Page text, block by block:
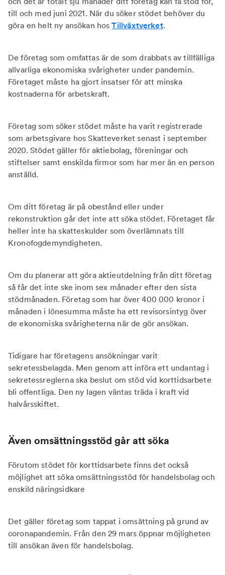
till och med juni 2021. När du söker stödet behöver du
göra en helt ny ansökan hosTillväxtverket.
De företag som omfattas är de som drabbats av tillfälliga
allvarliga ekonomiska svårigheter under pandemin.
Företaget måste ha gjort insatser för att minska
kostnaderna för arbetskraft​.
Företag som söker stödet måste ha varit registrerade
som arbetsgivare hos Skatteverket senast i september
2020. Stödet gäller för aktiebolag, föreningar och
stiftelser samt enskilda firmor som har mer än en person
anställd.
Om ditt företag är på obestånd eller under
rekonstruktion går det inte att söka stödet. Företaget får
heller inte ha skatteskulder som överlämnats till
Kronofogdemyndigheten.
Om du planerar att göra aktieutdelning från ditt företag
så får det inte ske inom sex månader efter den sista
stödmånaden. Företag som har över 400 000 kronor i
månaden i lönesumma måste ha ett revisorsintyg över
de ekonomiska svårigheterna när de gör ansökan.
Tidigare har företagens ansökningar varit
sekretessbelagda. Men genom att införa ett undantag i
sekretessreglerna ska beslut om stöd vid korttidsarbete
bli offentliga. Den ny lagen väntas träda i kraft vid
halvårsskiftet.
Även omsättningsstöd går att söka
Förutom stödet för korttidsarbete finns det också
möjlighet att söka omsättningsstöd för handelsbolag och
enskild näringsidkare
Det gäller företag som tappat i omsättning på grund av
coronapandemin. Från den 29 mars öppnar möjligheten
till ansökan även för handelsbolag.